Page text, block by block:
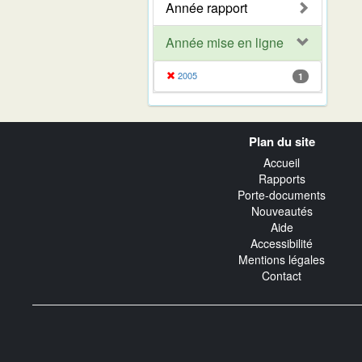
Année rapport
Année mise en ligne
2005 1
Plan du site
Accueil
Rapports
Porte-documents
Nouveautés
Aide
Accessibilité
Mentions légales
Contact